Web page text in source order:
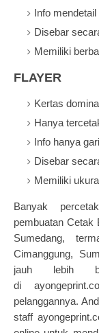
Info mendetail
Disebar
Memiliki
FLAYER
Kertas
Hanya
Info hanya
Disebar
Memiliki
Banyak
pembuatanCetak
Sumedang,
Cimanggung,
jauh lebih
di
pelanggannya.
staff